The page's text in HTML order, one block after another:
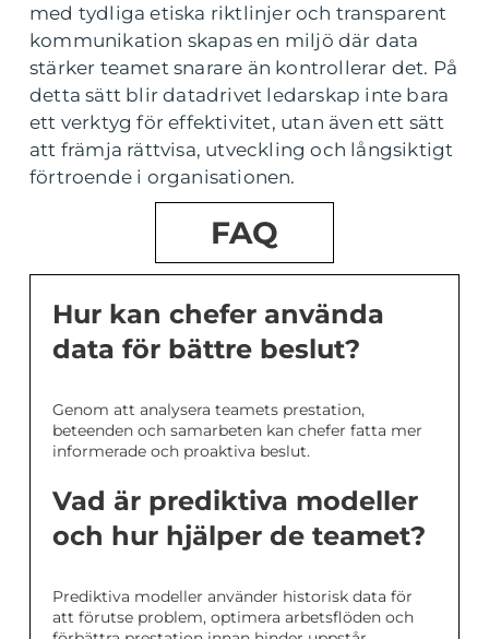
med tydliga etiska riktlinjer och transparent
kommunikation skapas en miljö där data
stärker teamet snarare än kontrollerar det. På
detta sätt blir datadrivet ledarskap inte bara
ett verktyg för effektivitet, utan även ett sätt
att främja rättvisa, utveckling och långsiktigt
förtroende i organisationen.
FAQ
Hur kan chefer använda
data för bättre beslut?
Genom att analysera teamets prestation,
beteenden och samarbeten kan chefer fatta mer
informerade och proaktiva beslut.
Vad är prediktiva modeller
och hur hjälper de teamet?
Prediktiva modeller använder historisk data för
att förutse problem, optimera arbetsflöden och